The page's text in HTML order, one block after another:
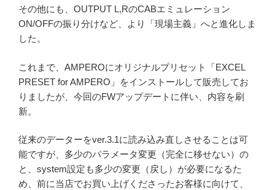
その他にも、OUTPUT L,RのCABエミュレーション
ON/OFFの振り分けなど、より「現場主義」へと進化しま
した。
これまで、AMPEROにオリジナルプリセット「EXCEL
PRESET for AMPERO」をインストールして販売してお
りましたが、今回のFWアップデートに伴い、内容を刷
新。
従来のデーターをver.3.1に読み込み直しさせることは可
能ですが、多少のパラメータ変更（完全に移せない）の
と、system設定も多少の変更（戻し）が必要になるた
め、前に当店でお買い上げくださったお客様に向けて、